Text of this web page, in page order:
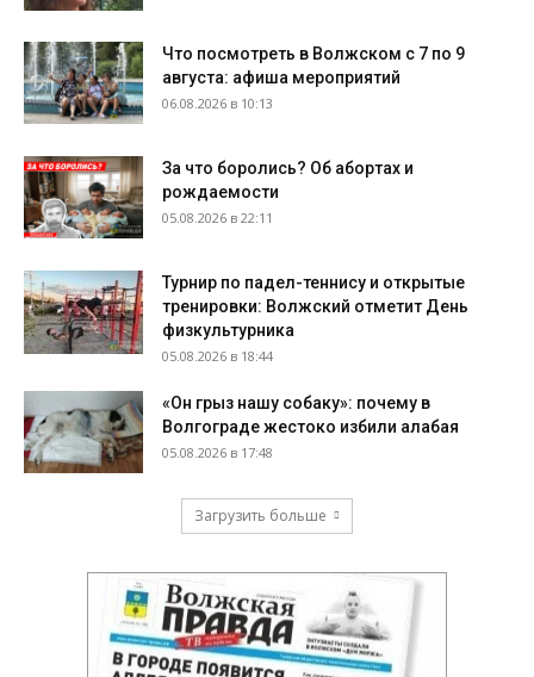
Что посмотреть в Волжском с 7 по 9
августа: афиша мероприятий
06.08.2026 в 10:13
За что боролись? Об абортах и
рождаемости
05.08.2026 в 22:11
Турнир по падел-теннису и открытые
тренировки: Волжский отметит День
физкультурника
05.08.2026 в 18:44
«Он грыз нашу собаку»: почему в
Волгограде жестоко избили алабая
05.08.2026 в 17:48
Загрузить больше